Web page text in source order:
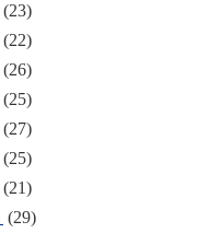
(23)
(22)
(26)
(25)
(27)
(25)
(21)
(29)